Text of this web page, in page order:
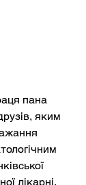
пана
яким
лікарні.